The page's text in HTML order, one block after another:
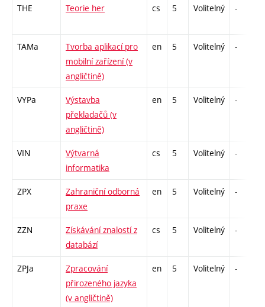
THE Teorie her cs 5 Volitelný -
TAMa
Tvorba aplikací pro
mobilní zařízení (v
angličtině)
en 5 Volitelný -
VYPa
Výstavba
překladačů (v
angličtině)
en 5 Volitelný -
VIN
Výtvarná
informatika
cs 5 Volitelný -
ZPX
Zahraniční odborná
praxe
en 5 Volitelný -
ZZN
Získávání znalostí z
databází
cs 5 Volitelný -
ZPJa
Zpracování
přirozeného jazyka
(v angličtině)
en 5 Volitelný -